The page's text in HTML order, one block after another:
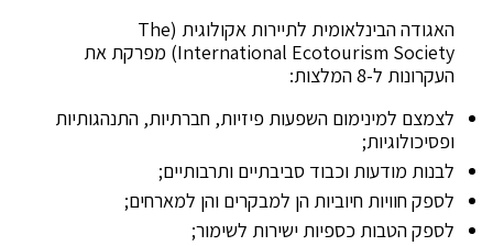
האגודה הבינלאומית לתיירות אקולוגית (The
International Ecotourism Society) מפרקת את
העקרונות ל-8 המלצות:
לצמצם למינימום השפעות פיזיות, חברתיות, התנהגותיות
ופסיכולוגיות;
לבנות מודעות וכבוד סביבתיים ותרבותיים;
לספק חוויות חיוביות הן למבקרים והן למארחים;
לספק הטבות כספיות ישירות לשימור;